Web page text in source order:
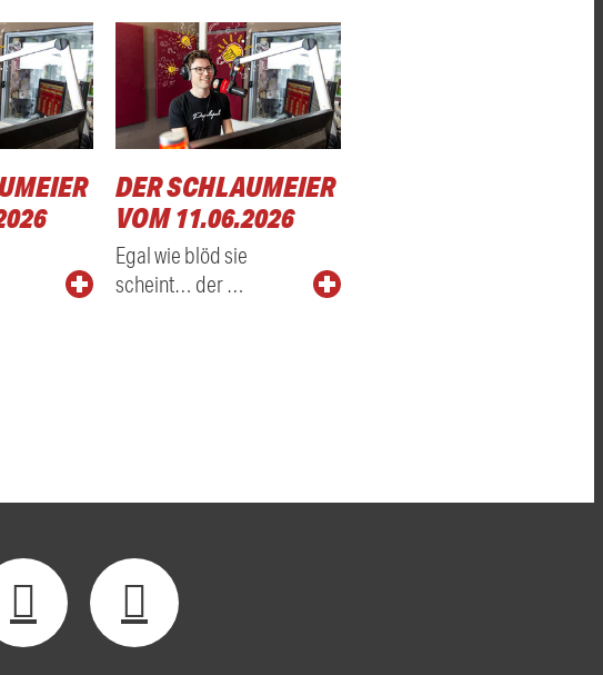
DER SCHLAUMEIER
VOM 11.06.2026
Egal wie blöd sie
scheint… der …